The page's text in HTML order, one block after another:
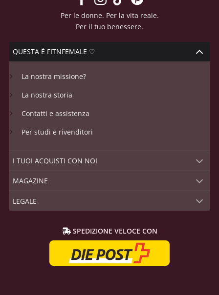
Per le donne. Per la vita reale.
Per il tuo benessere.
QUESTA È FITNFEMALE ♡
La nostra missione?
La nostra storia
Contatti e assistenza
Per studi e rivenditori
I TUOI ACQUISTI CON NOI
MAGAZINE
LEGALE
SPEDIZIONE VELOCE CON